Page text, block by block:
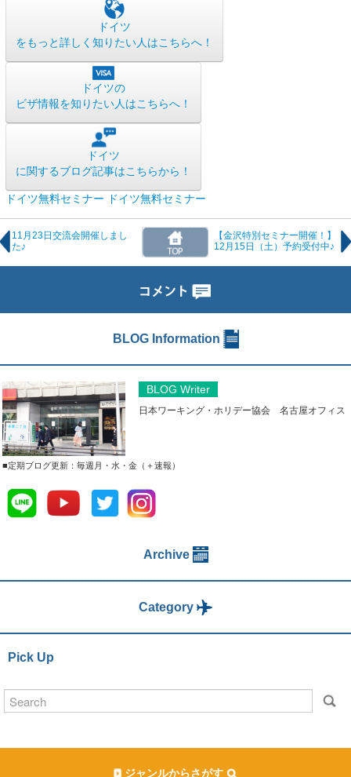
ドイツ
をもっと詳しく知りたい人はこちらへ！
ドイツの
ビザ情報を知りたい人はこちらへ！
ドイツ
に関するブログ記事はこちらから！
ドイツ無料セミナー ドイツ無料セミナー
11月23日交流会開催しまし
た♪
【金沢特別セミナー開催！】
12月15日（土）予約受付中♪
BLOG Information
BLOG Writer
日本ワーキング・ホリデー協会 名古屋オフィス
■定期ブログ更新：毎週月・水・金（＋速報）
Archive
Category
Pick Up
ジャンルからさがす